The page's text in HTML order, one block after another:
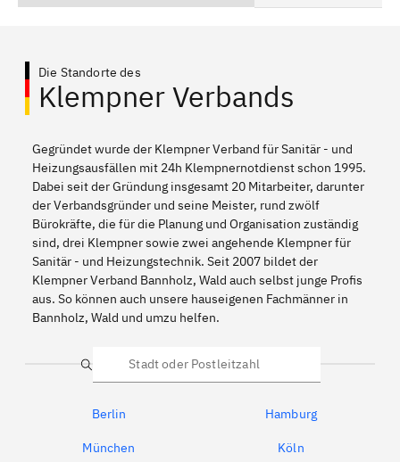
Die Standorte des
Klempner Verbands
Gegründet wurde der Klempner Verband für Sanitär - und
Heizungsausfällen mit 24h Klempnernotdienst schon 1995.
Dabei seit der Gründung insgesamt 20 Mitarbeiter, darunter
der Verbandsgründer und seine Meister, rund zwölf
Bürokräfte, die für die Planung und Organisation zuständig
sind, drei Klempner sowie zwei angehende Klempner für
Sanitär - und Heizungstechnik. Seit 2007 bildet der
Klempner Verband Bannholz, Wald auch selbst junge Profis
aus. So können auch unsere hauseigenen Fachmänner in
Bannholz, Wald und umzu helfen.
Suche
Berlin Hamburg
München Köln